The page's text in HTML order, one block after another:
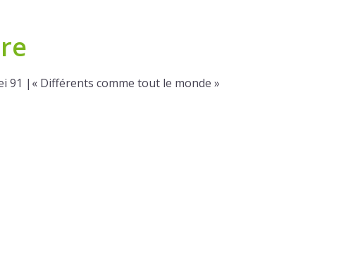
91 |« Différents comme tout le monde »